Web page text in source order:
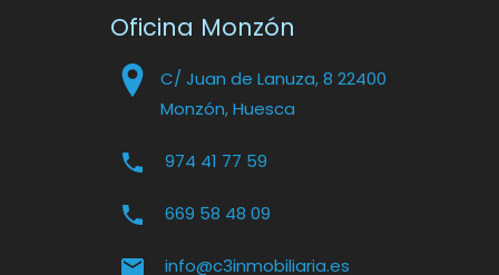
Oficina Monzón
C/ Juan de Lanuza, 8 22400
Monzón, Huesca
974 41 77 59
669 58 48 09
info@c3inmobiliaria.es